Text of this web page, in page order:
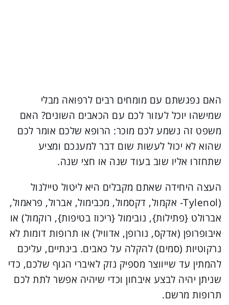
האם נפגשתם עם מומחים רבים לרפואה מבלי
שמישהו יוכל לעזור לכם עם הכאבים השונים? האם
משפט זה נשמע לכם מוכר: הרופא שלכם אומר לכם
שהוא לא יכול לעשות שום דבר למענכם ומציע
שתחזרו אליו שוב בעוד שנה או חצי שנה.
העצה היחידה שאתם מקבלים היא ליטול טיילנול
(Tylenol- אקמול, דקסמול, מכבימול, אברול, פראמול,
אברולט {פתילות}, נובימול {ריכוז בטיפות}, רוקמול) או
איבופרופן (אדקס, נורופן, אדוויל) או תרופות דומות לא
נרקוטיות (סמים) להקלה על כאבים. בינתיים, עליכם
להמתין עד שייווצר מספיק נזק לאיברי הגוף שלכם, כדי
שניתן יהיה לבצע איבחון וכדי שיהיה אפשר לתת לכם
תרופות מרשם.